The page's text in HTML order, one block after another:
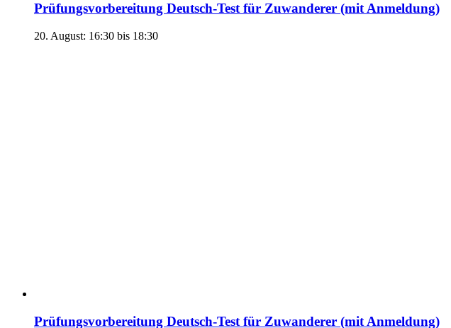
Prüfungsvorbereitung Deutsch-Test für Zuwanderer (mit Anmeldung)
20. August: 16:30 bis 18:30
Prüfungsvorbereitung Deutsch-Test für Zuwanderer (mit Anmeldung)